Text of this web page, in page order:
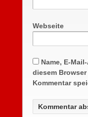
Webseite
Name, E-
diesem
Kommentar